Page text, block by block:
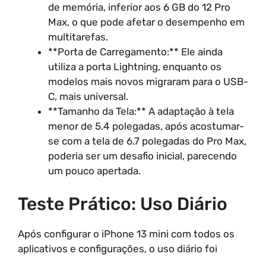
de memória, inferior aos 6 GB do 12 Pro
Max, o que pode afetar o desempenho em
multitarefas.
**Porta de Carregamento:** Ele ainda
utiliza a porta Lightning, enquanto os
modelos mais novos migraram para o USB-
C, mais universal.
**Tamanho da Tela:** A adaptação à tela
menor de 5.4 polegadas, após acostumar-
se com a tela de 6.7 polegadas do Pro Max,
poderia ser um desafio inicial, parecendo
um pouco apertada.
Teste Prático: Uso Diário
Após configurar o iPhone 13 mini com todos os
aplicativos e configurações, o uso diário foi